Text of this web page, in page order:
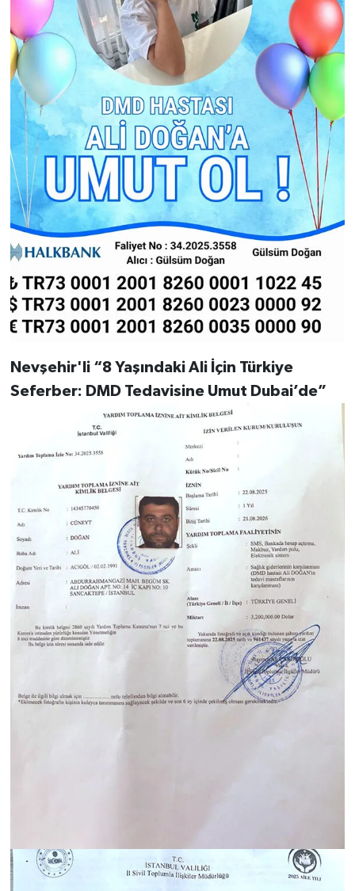
Nevşehir'li “8 Yaşındaki Ali İçin Türkiye
Seferber: DMD Tedavisine Umut Dubai’de”